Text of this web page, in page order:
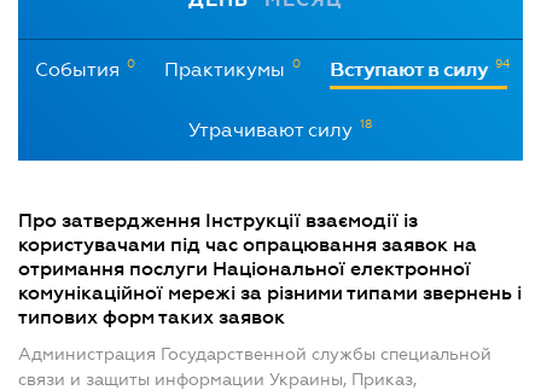
События 0 Практикумы 0 Вступают в силу 94
Утрачивают силу 18
Про затвердження Інструкції взаємодії із
користувачами під час опрацювання заявок на
отримання послуги Національної електронної
комунікаційної мережі за різними типами звернень і
типових форм таких заявок
Администрация Государственной службы специальной
связи и защиты информации Украины, Приказ,